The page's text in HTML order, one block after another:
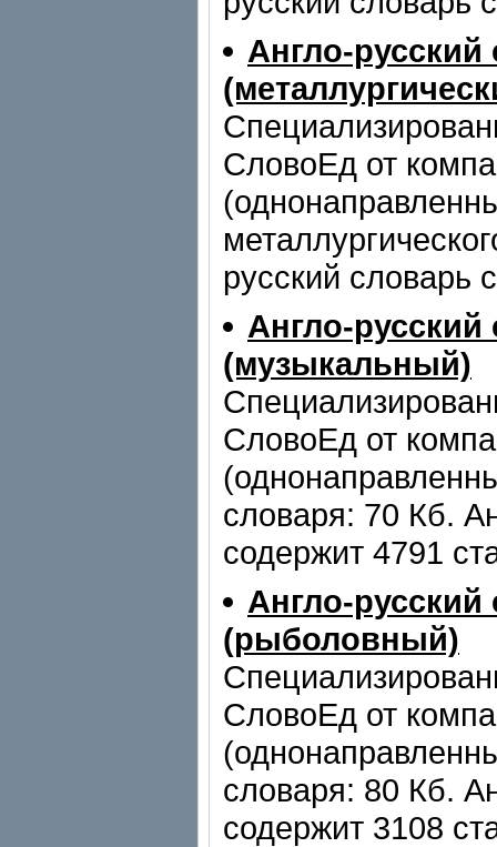
Англо-
СловоЕд от
русский словарь
Англо-
(музыкальный)
СловоЕд от
словаря: 70 Кб.
содержит 4791
Англо-
(рыболовный)
СловоЕд от
словаря: 80 Кб.
содержит 3108